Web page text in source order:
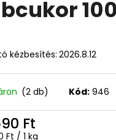
kézbesítés: 2026.8.12
(2 db) Kód: 946
Ft
Ft / 1 kg